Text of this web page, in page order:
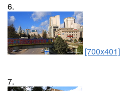
6.
[700x401]
7.